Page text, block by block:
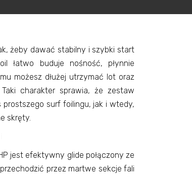
żeby dawać stabilny i szybki start
łatwo buduje nośność, płynnie
możesz dłużej utrzymać lot oraz
charakter sprawia, że zestaw
surf foilingu, jak i wtedy,
skręty.
jest efektywny glide połączony ze
przez martwe sekcje fali